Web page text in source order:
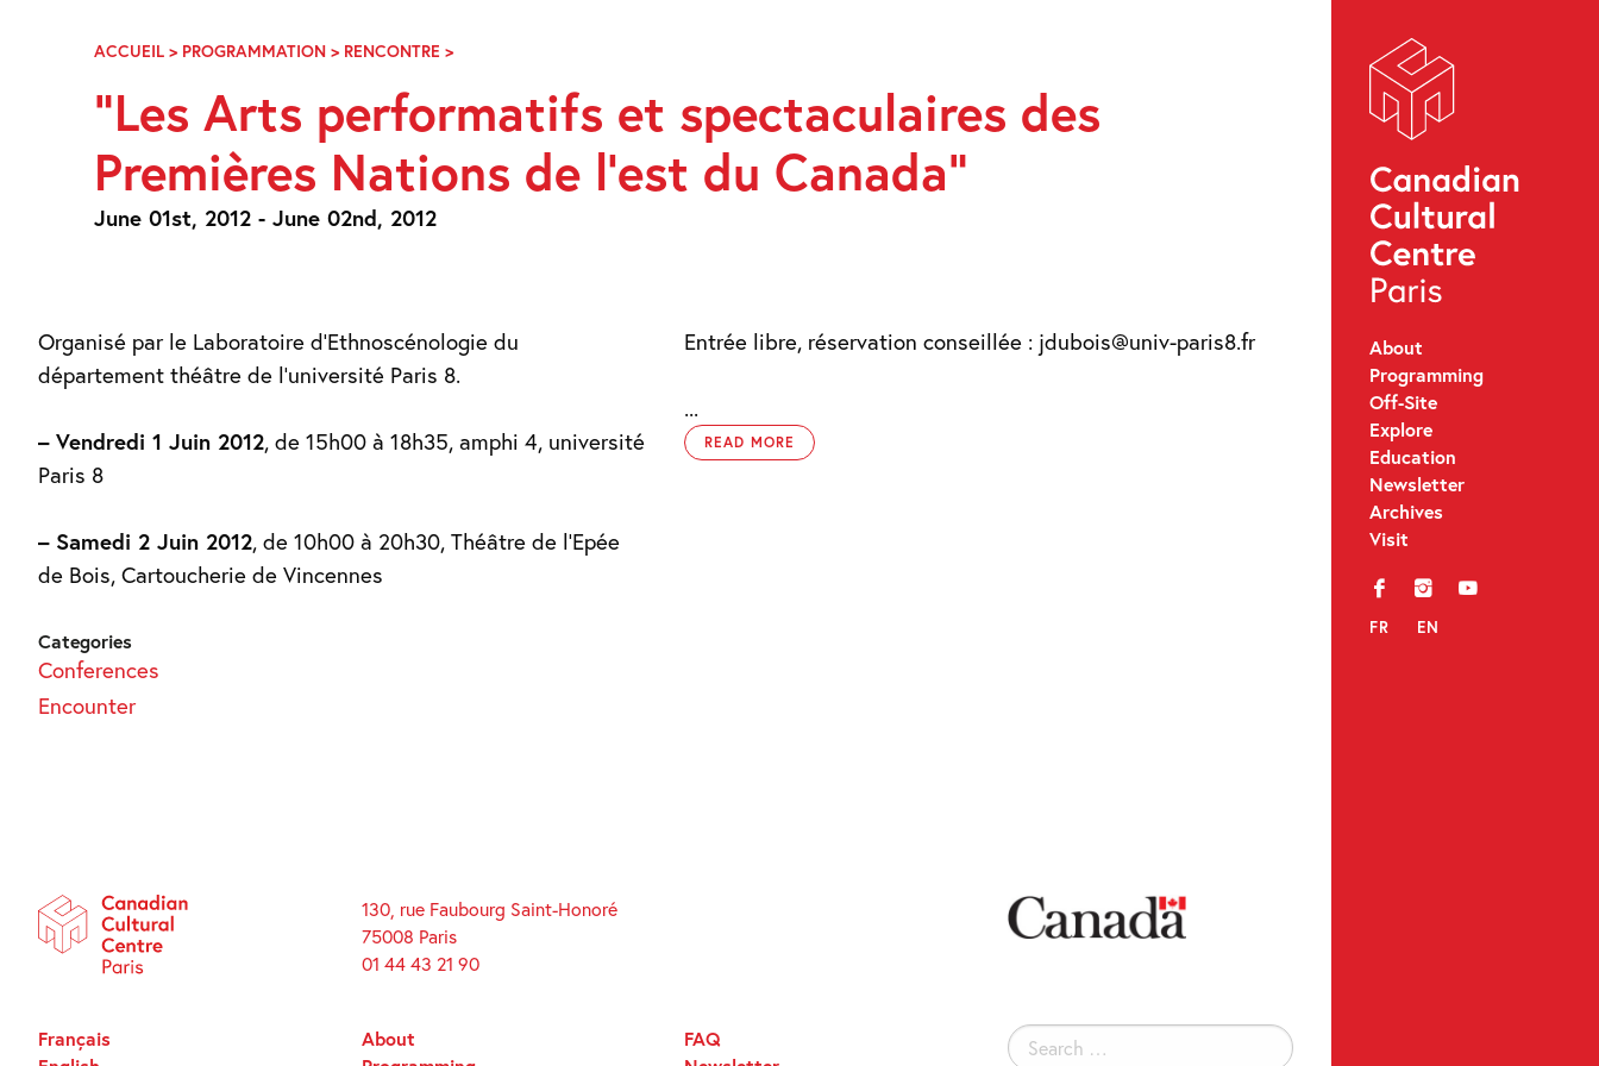
Navigation
About
Programming
Off-Site
Explore
Education
Newsletter
Archives
Visit
f i y
FR EN
ACCUEIL > PROGRAMMATION > RENCONTRE >“LES
PERFORMATIFS
ET
SPECTACULAIRES
DES
“Les Arts performatifs et spectaculaires des
Premières Nations de l’est du Canada”
June 01st, 2012 - June 02nd, 2012
Organisé par le Laboratoire d’Ethnoscénologie du
département théâtre de l’université Paris 8.
– Vendredi 1 Juin 2012, de 15h00 à 18h35, amphi 4, université
Paris 8
– Samedi 2 Juin 2012, de 10h00 à 20h30, Théâtre de l’Epée
de Bois, Cartoucherie de Vincennes
Entrée libre, réservation conseillée : jdubois@univ-paris8.fr
...
READ MORE
Categories
Conferences
Encounter
130, rue Faubourg Saint-Honoré
75008 Paris
01 44 43 21 90
Search
About
FAQ
Français